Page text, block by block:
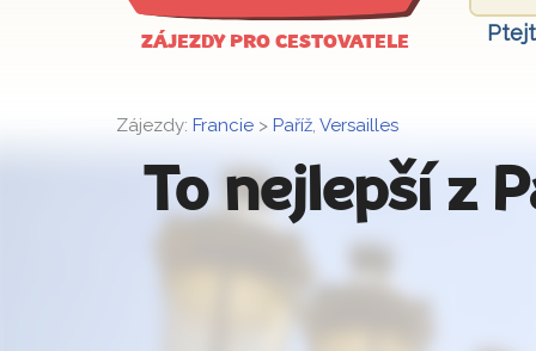
ZÁJEZDY PRO CESTOVATELE
Zájezdy: Francie > Paříž, Versailles
To nejlepší z